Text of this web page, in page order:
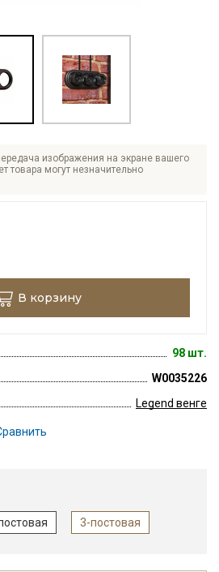
изображения на экране вашего
товара могут незначительно
В корзину
98 шт.
W0035226
Legend венге
3-постовая